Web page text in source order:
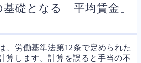
礎となる「平均賃金」
、労働基準法第12条で定められた
算します。計算を誤ると手当の不